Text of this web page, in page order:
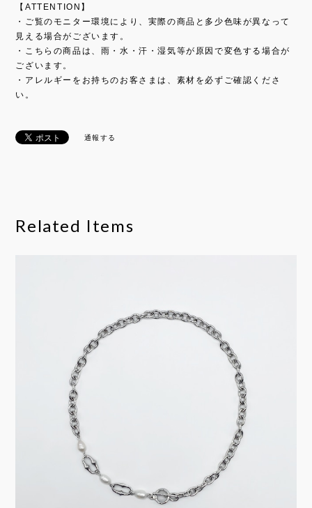
【ATTENTION】
・ご覧のモニター環境により、実際の商品と多少色味が異なって
見える場合がございます。
・こちらの商品は、雨・水・汗・湿気等が原因で変色する場合が
ございます。
・アレルギーをお持ちのお客さまは、素材を必ずご確認くださ
い。
通報する
Related Items